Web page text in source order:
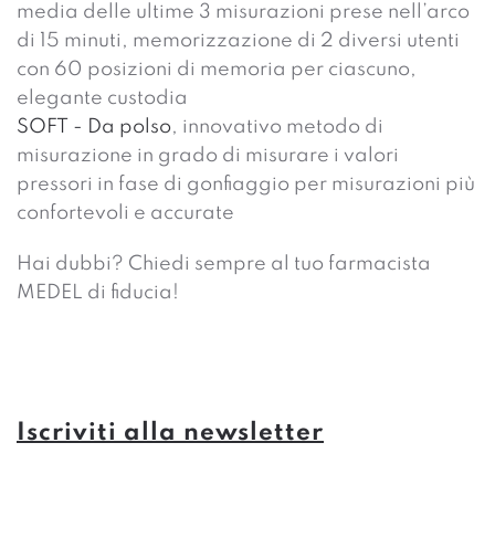
media delle ultime 3 misurazioni prese nell’arco
di 15 minuti, memorizzazione di 2 diversi utenti
con 60 posizioni di memoria per ciascuno,
elegante custodia
SOFT - Da polso, innovativo metodo di
misurazione in grado di misurare i valori
pressori in fase di gonfiaggio per misurazioni più
confortevoli e accurate
Hai dubbi? Chiedi sempre al tuo farmacista
MEDEL di fiducia!
Iscriviti alla newsletter